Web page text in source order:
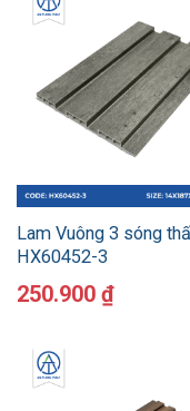
Lam Vuông 3 sóng
HX60452-3
250.900 ₫